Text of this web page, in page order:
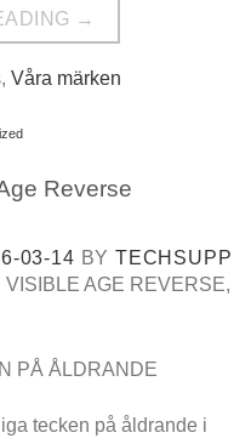
→
, Våra märken
Reverse
03-14 BY TECHSUPP
AGE REVERSE,
PÅ ÅLDRANDE
tecken på åldrande i